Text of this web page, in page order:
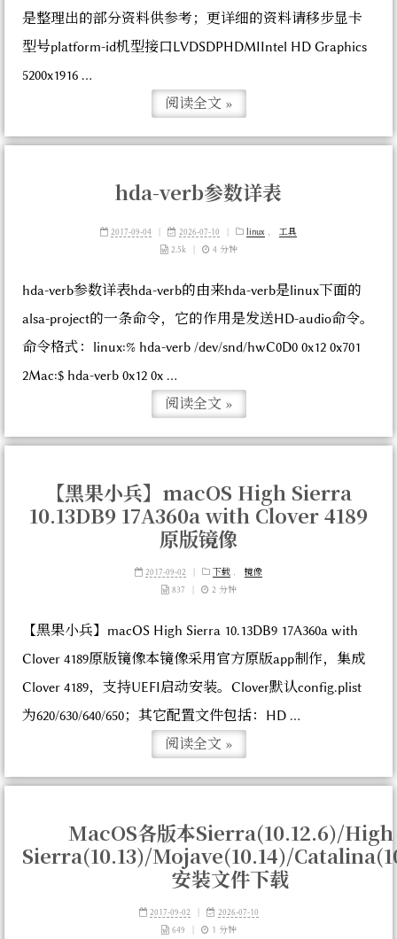
是整理出的部分资料供参考；更详细的资料请移步显卡
型号platform-id机型接口LVDSDPHDMIIntel HD Graphics
5200x1916 ...
阅读全文 »
hda-verb参数详表
2017-09-04 2026-07-10 linux
工具
2.5k
4 分钟
hda-verb参数详表hda-verb的由来hda-verb是linux下面的
alsa-project的一条命令，它的作用是发送HD-audio命令。
命令格式：linux:% hda-verb /dev/snd/hwC0D0 0x12 0x701
2Mac:$ hda-verb 0x12 0x ...
阅读全文 »
【黑果小兵】macOS High Sierra
10.13DB9 17A360a with Clover 4189
原版镜像
2017-09-02 下载
镜像
837
2 分钟
【黑果小兵】macOS High Sierra 10.13DB9 17A360a with
Clover 4189原版镜像本镜像采用官方原版app制作，集成
Clover 4189，支持UEFI启动安装。Clover默认config.plist
为620/630/640/650；其它配置文件包括：HD ...
阅读全文 »
MacOS各版本Sierra(10.12.6)/High
Sierra(10.13)/Mojave(10.14)/
安装文件下载
2017-09-02
2026-07-10
649
1 分钟